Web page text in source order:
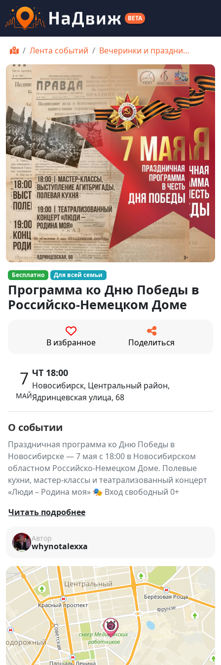
BETA
Лента событий Вечеринки и праздни…
Бесплатно Для всей семьи
Программа ко Дню Победы в
Российско-Немецком Доме
В избранное Поделиться
7
МАЙ
ЧТ 18:00
Новосибирск, Центральный район,
Ядринцевская улица, 68
О событии
Праздничная программа ко Дню Победы в
Новосибирске — 7 мая с 18:00 в Новосибирском
областном Российско-Немецком Доме. Полевые
кухни, мастер-классы и театрализованный концерт
«Люди – Родина моя» 🎭 Вход свободный 0+
Праздничная программа, посвящённая Дню
областном Российско-Немецком Доме. Это вечер
памяти, благодарности и живого разговора о
🎖️ С 18:00 во дворе гостей ждёт атмосферная
программа:
— полевая кухня 🍲
— выступление агитбригады
— тематические мастер-классы
🎭 В 19:00 начнётся театрализованный концерт
«Люди – Родина моя»— сценическая история о
Читать подробнее
Автор
whynotalexxa